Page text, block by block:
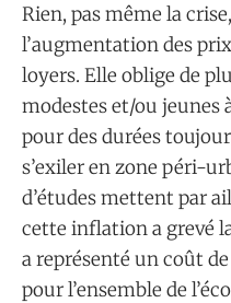
Rien, pas même la
l’augmentation des
loyers. Elle oblige de
modestes et/ou jeunes
pour des durées
s’exiler en zone péri-
d’études mettent par
cette inflation a grevé
a représenté un coût
pour l’ensemble de